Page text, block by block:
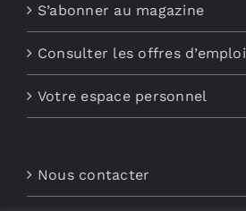
S’abonner au magazine
Consulter les offres d’emploi
Votre espace personnel
Nous contacter